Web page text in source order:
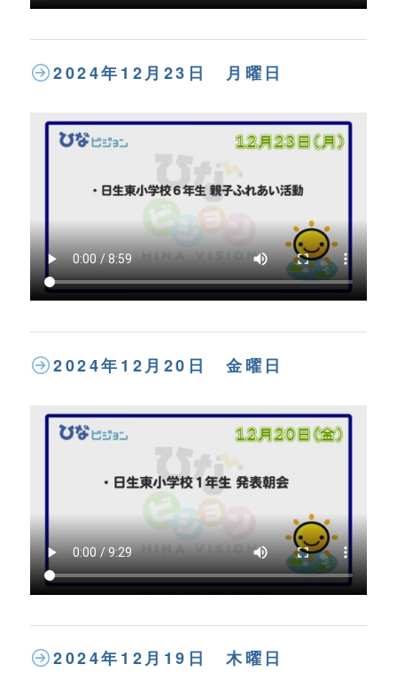
2024年12月23日 月曜日
2024年12月20日 金曜日
2024年12月19日 木曜日